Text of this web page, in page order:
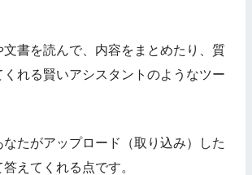
文書を読んで、内容をまとめたり、質
くれる賢いアシスタントのようなツー
たがアップロード（取り込み）した
えてくれる点です。